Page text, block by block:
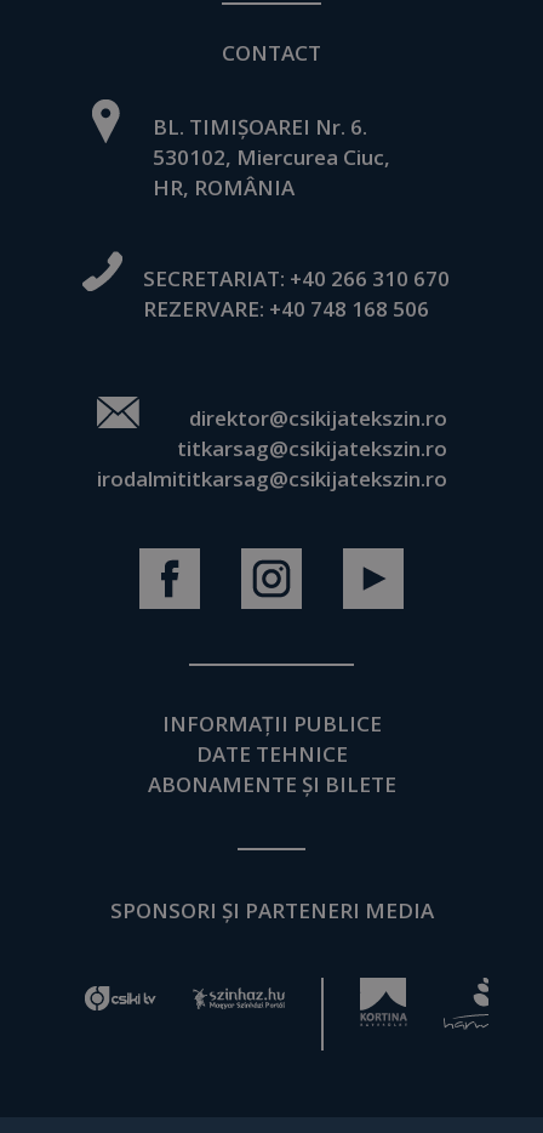
CONTACT
BL. TIMIȘOAREI Nr. 6.
530102, Miercurea Ciuc,
HR, ROMÂNIA
SECRETARIAT: +40 266 310 670
REZERVARE: +40 748 168 506
direktor@csikijatekszin.ro
titkarsag@csikijatekszin.ro
irodalmititkarsag@csikijatekszin.ro
INFORMAȚII PUBLICE
DATE TEHNICE
ABONAMENTE ȘI BILETE
SPONSORI ȘI PARTENERI MEDIA